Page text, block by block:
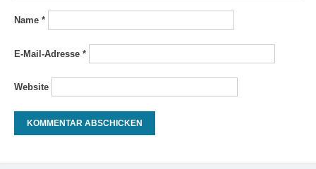
Name *
E-Mail-Adresse *
Website